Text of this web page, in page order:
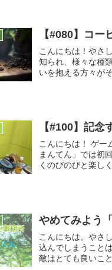
【#080】コ
こんにちは！やさ
知られ、様々な種
いを抱える方々が
【#100】記念
こんにちは！ ゲー
まんてん」では初
くのびのびと楽し
やめてみよう
こんにちは。やさ
込んでしまうこと
敵はとても良いこと